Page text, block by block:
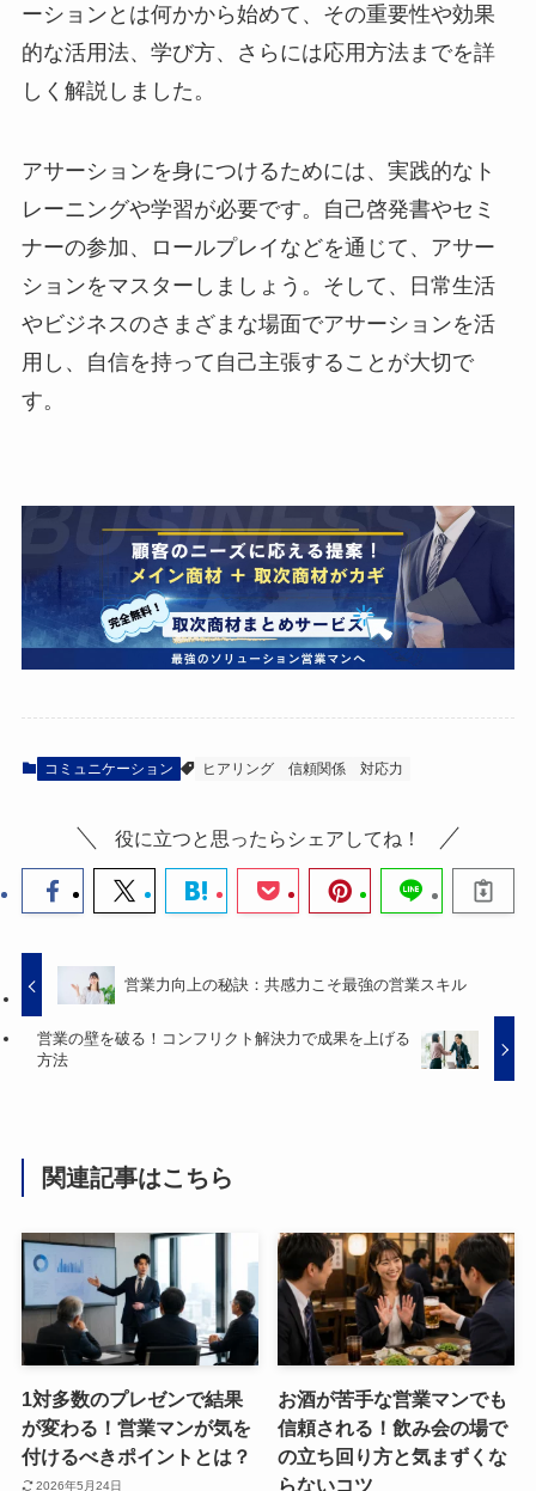
ーションとは何かから始めて、その重要性や効果
的な活用法、学び方、さらには応用方法までを詳
しく解説しました。
アサーションを身につけるためには、実践的なト
レーニングや学習が必要です。自己啓発書やセミ
ナーの参加、ロールプレイなどを通じて、アサー
ションをマスターしましょう。そして、日常生活
やビジネスのさまざまな場面でアサーションを活
用し、自信を持って自己主張することが大切で
す。
コミュニケーション ヒアリング 信頼関係 対応力
役に立つと思ったらシェアしてね！
営業力向上の秘訣：共感力こそ最強の営業スキル
営業の壁を破る！コンフリクト解決力で成果を上げる
方法
関連記事はこちら
1対多数のプレゼンで結果
が変わる！営業マンが気を
付けるべきポイントとは？
2026年5月24日
お酒が苦手な営業マンでも
信頼される！飲み会の場で
の立ち回り方と気まずくな
らないコツ